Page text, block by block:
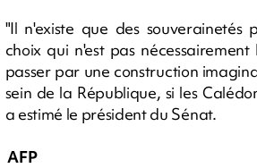
"Il n'existe que des souverainetés
choix qui n'est pas
passer par une construction
sein de la République, si les
a estimé le président du Sénat.
AFP